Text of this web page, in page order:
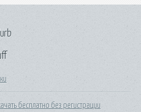
бесплатно без регистрации